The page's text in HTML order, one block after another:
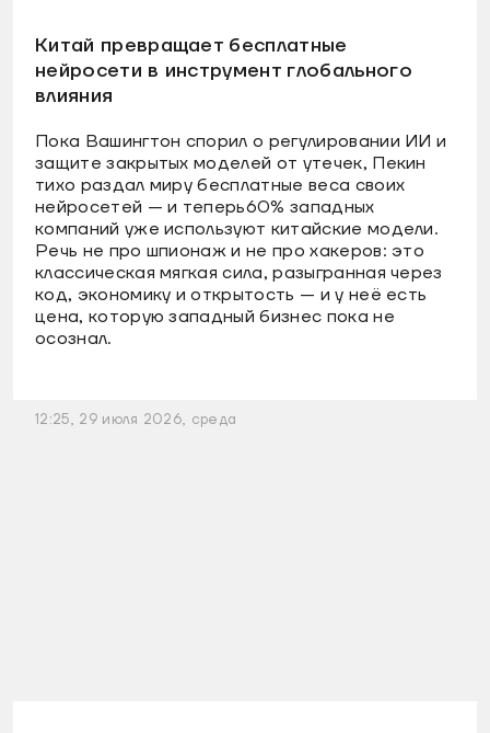
Китай превращает бесплатные
нейросети в инструмент глобального
влияния
Пока Вашингтон спорил о регулировании ИИ и
защите закрытых моделей от утечек, Пекин
тихо раздал миру бесплатные веса своих
нейросетей — и теперь60% западных
компаний уже используют китайские модели.
Речь не про шпионаж и не про хакеров: это
классическая мягкая сила, разыгранная через
код, экономику и открытость — и у неё есть
цена, которую западный бизнес пока не
осознал.
12:25, 29 июля 2026, среда